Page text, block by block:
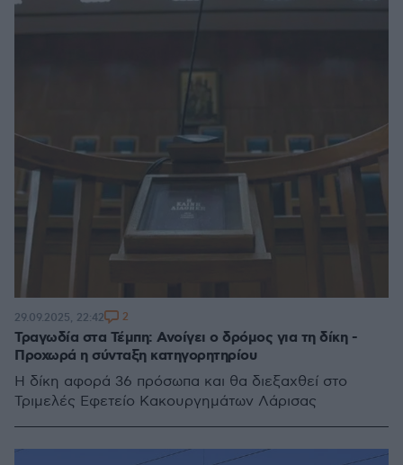
Τραγωδία στα Τέμπη: Ανοίγει ο δρόμος για τη δίκη -
Προχωρά η σύνταξη κατηγορητηρίου
Η δίκη αφορά 36 πρόσωπα και θα διεξαχθεί στο
Τριμελές Εφετείο Κακουργημάτων Λάρισας
29.09.2025, 22:42 2